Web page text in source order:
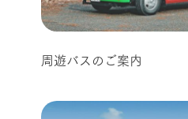
周遊バスのご案内